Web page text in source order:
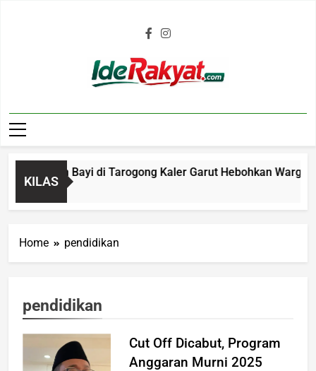
Iderakyat.com
KILAS
Janin Bayi di Tarogong Kaler Garut Hebohkan Warga,
Home pendidikan
pendidikan
Cut Off Dicabut, Program
Anggaran Murni 2025